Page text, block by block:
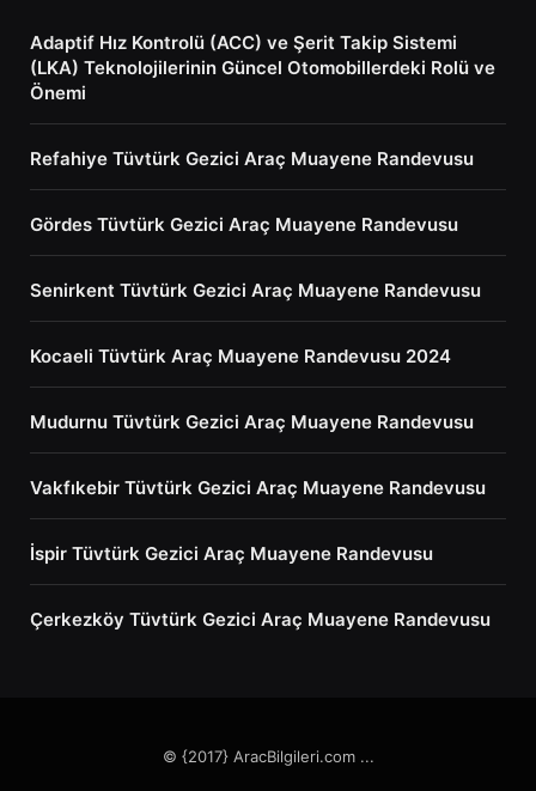
Adaptif Hız Kontrolü (ACC) ve Şerit Takip Sistemi
(LKA) Teknolojilerinin Güncel Otomobillerdeki Rolü ve
Önemi
Refahiye Tüvtürk Gezici Araç Muayene Randevusu
Gördes Tüvtürk Gezici Araç Muayene Randevusu
Senirkent Tüvtürk Gezici Araç Muayene Randevusu
Kocaeli Tüvtürk Araç Muayene Randevusu 2024
Mudurnu Tüvtürk Gezici Araç Muayene Randevusu
Vakfıkebir Tüvtürk Gezici Araç Muayene Randevusu
İspir Tüvtürk Gezici Araç Muayene Randevusu
Çerkezköy Tüvtürk Gezici Araç Muayene Randevusu
© {2017} AracBilgileri.com ...